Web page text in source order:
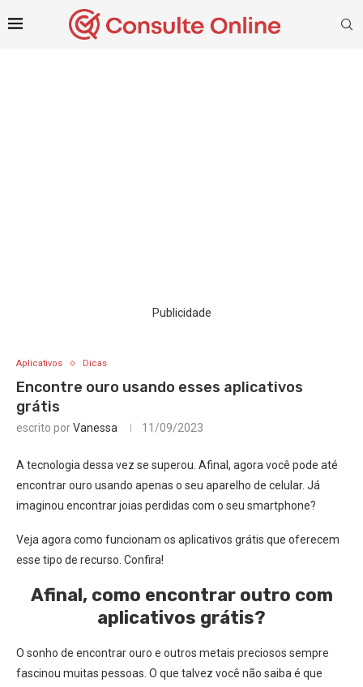
Publicidade
Aplicativos Dicas
Encontre ouro usando esses aplicativos
grátis
escrito porVanessa 11/09/2023
A tecnologia dessa vez se superou. Afinal, agora você pode até
encontrar ouro usando apenas o seu aparelho de celular. Já
imaginou encontrar joias perdidas com o seu smartphone?
Veja agora como funcionam os aplicativos grátis que oferecem
esse tipo de recurso. Confira!
Afinal, como encontrar outro com
aplicativos grátis?
O sonho de encontrar ouro e outros metais preciosos sempre
fascinou muitas pessoas. O que talvez você não saiba é que